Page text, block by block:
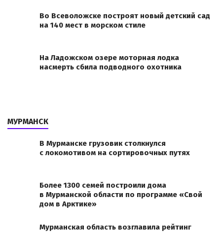
Во Всеволожске построят новый детский сад
на 140 мест в морском стиле
На Ладожском озере моторная лодка
насмерть сбила подводного охотника
МУРМАНСК
В Мурманске грузовик столкнулся
с локомотивом на сортировочных путях
Более 1300 семей построили дома
в Мурманской области по программе «Свой
дом в Арктике»
Мурманская область возглавила рейтинг